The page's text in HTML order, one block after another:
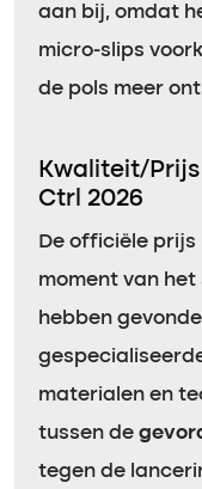
aan bij, omdat
micro-slips
de pols meer
Kwaliteit/
Ctrl 2026
De officiële prijs
moment van
hebben
materialen en
tussen de
tegen de